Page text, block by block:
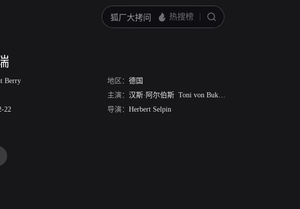
Berry 地区： 德国
主演： 汉斯·阿尔伯斯 Toni von Bukovics
22 导演： Herbert Selpin